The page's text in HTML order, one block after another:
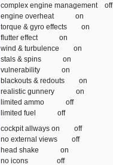
complex engine management off
engine overheat on
torque & gyro effects on
flutter effect on
wind & turbulence on
stals & spins on
vulnerability on
blackouts & redouts on
realistic gunnery on
limited ammo off
limited fuel off
cockpit allways on off
no external views off
head shake on
no icons off